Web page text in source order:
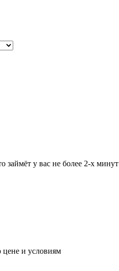
займёт у вас не более 2-х минут
цене и условиям